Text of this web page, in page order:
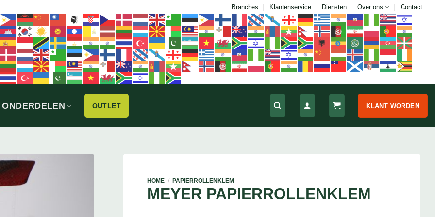
Branches Klantenservice Diensten Over ons Contact
ONDERDELEN OUTLET KLANT WORDEN
HOME / PAPIERROLLENKLEM
MEYER PAPIERROLLENKLEM